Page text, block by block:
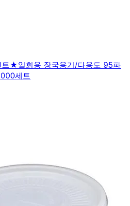
★일회용 장국용기/다용도 95파
세트